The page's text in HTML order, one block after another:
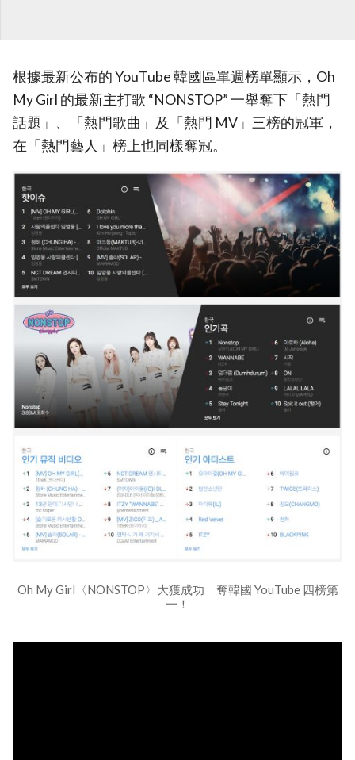
根據最新公布的 YouTube 韓國區單週榜單顯示，Oh
My Girl 的最新主打歌 “NONSTOP” 一舉奪下「熱門
話題」、「熱門歌曲」及「熱門 MV」三榜的冠軍，
在「熱門藝人」榜上也同樣奪冠。
Oh My Girl〈NONSTOP〉大獲成功 奪韓國 YouTube 四榜第
一！